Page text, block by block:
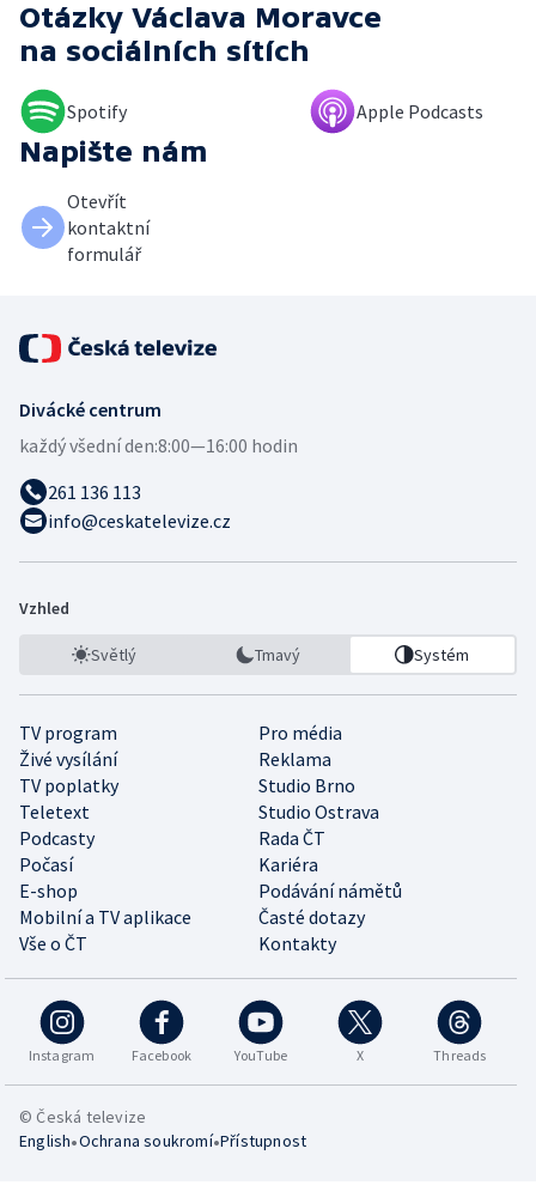
Otázky Václava Moravce
na sociálních sítích
Spotify Apple Podcasts
Napište nám
Otevřít
kontaktní
formulář
Divácké centrum
každý všední den:8:00—16:00 hodin
261 136 113
info@ceskatelevize.cz
Vzhled
Světlý Tmavý Systém
TV program
Pro média
Živé vysílání
Reklama
TV poplatky
Studio Brno
Teletext
Studio Ostrava
Podcasty
Rada ČT
Počasí
Kariéra
E-shop
Podávání námětů
Mobilní a TV aplikace
Časté dotazy
Vše o ČT
Kontakty
Instagram Facebook YouTube X Threads
© Česká televize
English•Ochrana soukromí•Přístupnost